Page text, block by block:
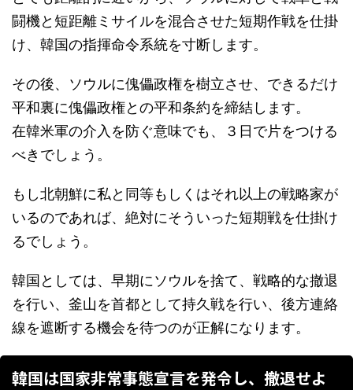
闘機と短距離ミサイルを混合させた短期作戦を仕掛
け、韓国の指揮命令系統を寸断します。
その後、ソウルに傀儡政権を樹立させ、できるだけ
平和裏に傀儡政権との平和条約を締結します。
在韓米軍の介入を防ぐ意味でも、３日で片をつける
べきでしょう。
もし北朝鮮に私と同等もしくはそれ以上の戦略家が
いるのであれば、絶対にそういった短期戦を仕掛け
るでしょう。
韓国としては、早期にソウルを捨て、戦略的な撤退
を行い、釜山を首都として持久戦を行い、後方連絡
線を遮断する機会を待つのが正解になります。
韓国は国家非常事態宣言を発令し、撤退せよ